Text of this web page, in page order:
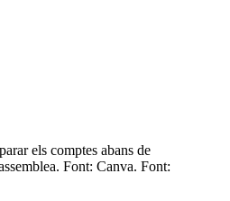
els comptes abans de
Font: Canva. Font: